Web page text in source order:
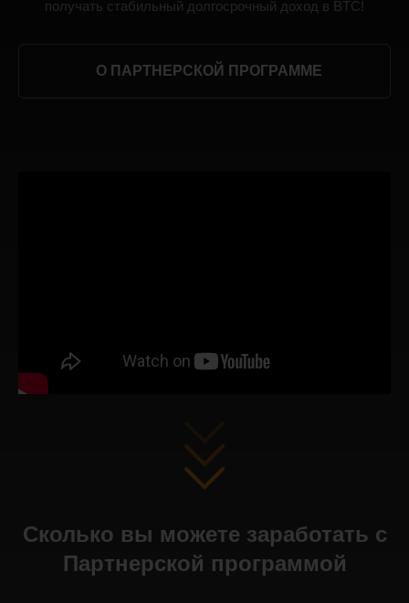
получать стабильный долгосрочный доход в BTC!
О ПАРТНЕРСКОЙ ПРОГРАММЕ
Сколько вы можете заработать с
Партнерской программой